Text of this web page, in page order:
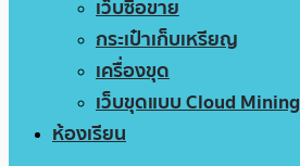
เว็บซื้อขาย
กระเป๋าเก็บเหรียญ
เครื่องขุด
เว็บขุดแบบ Cloud Mining
ห้องเรียน